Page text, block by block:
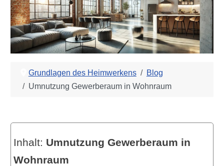
Grundlagen des Heimwerkens
Blog
Umnutzung Gewerberaum in Wohnraum
Inhalt: Umnutzung Gewerberaum in
Wohnraum